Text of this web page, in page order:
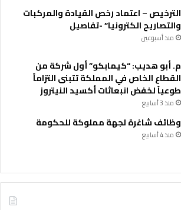
الترخيص – اعتماد رخص القيادة والمركبات
والتصاريح الكترونيا” -تفاصيل
منذ أسبوعين
م. أبو هديب: “كيمابكو” أول شركة من
القطاع الخاص في المملكة تتبنى التزاماً
طوعياً لخفض انبعاثات أكسيد النيتروز
منذ 3 أسابيع
وظائف شاغرة لجهة مملوكة للحكومة
منذ 4 أسابيع